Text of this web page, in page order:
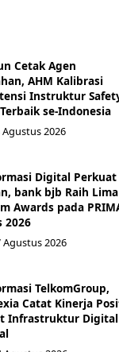
Cetak Agen
AHM Kalibrasi
Instruktur
se-Indonesia
2026
Digital Perkuat
bank bjb Raih Lima
Awards pada
2026
Agustus 2026
TelkomGroup,
Catat Kinerja
Infrastruktur Digital